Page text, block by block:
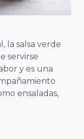
la salsa verde
servirse
y es una
ensaladas,